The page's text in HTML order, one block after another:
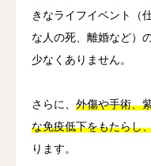
きなライフイベント（
な人の死、離婚など）
少なくありません。
さらに、 外傷や手術、
な免疫低下をもたらし
ります。